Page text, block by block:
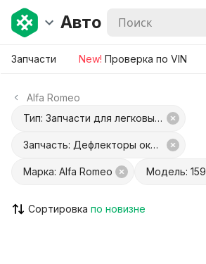
Авто
Запчасти New! Проверка по VIN
Alfa Romeo
Тип: Запчасти для легковых авто
Запчасть: Дефлекторы окон (ветровики)
Марка: Alfa Romeo Модель: 159
Сортировка